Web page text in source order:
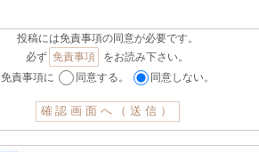
投稿には免責事項の同意が必要です。
必ず 免責事項
をお読み下さい。
免責事項に
同意する。 同意しない。